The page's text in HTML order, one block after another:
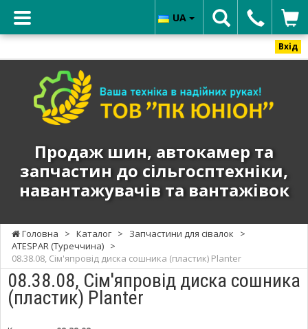
Вхід
ЮНИОН"
автокамер
до
сільгосптехніки,
навантажувачів
та
вантажівок
Продаж шин, автокамер та
запчастин до сільгосптехніки,
навантажувачів та вантажівок
UA
Головна > Каталог > Запчастини для сівалок
>
ATESPAR (Туреччина) >
08.38.08, Сім'япровід диска сошника (пластик) Planter
08.38.08, Сім'япровід диска сошника
(пластик) Planter